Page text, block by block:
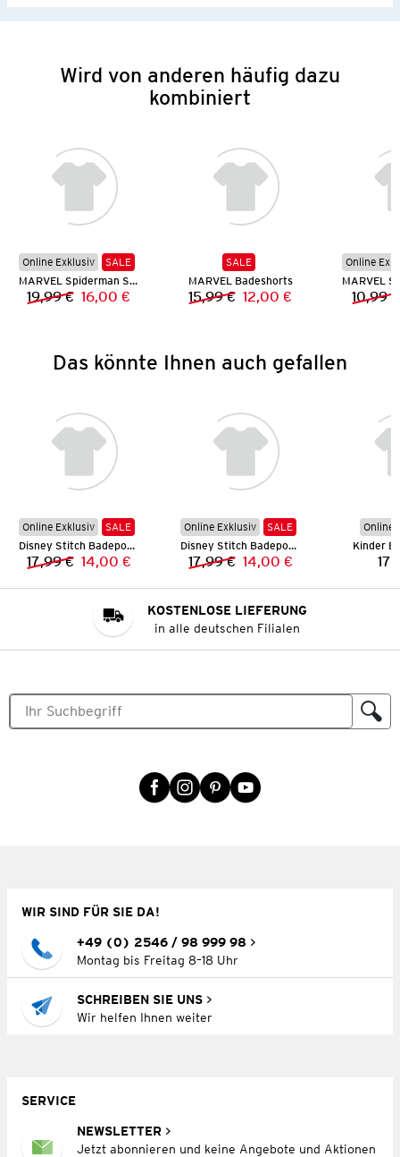
Wird von anderen häufig dazu
kombiniert
Online Exklusiv
SALE
MARVEL Spiderman Set
Vorheriger Preis:
19,99 € Neuer Preis:
16,00 €
SALE
MARVEL Badeshorts
Vorheriger Preis:
15,99 € Neuer Preis:
12,00 €
Online
10,99 €
Das könnte Ihnen auch gefallen
Online Exklusiv
SALE
Disney Stitch Badeponcho
Vorheriger Preis:
17,99 € Neuer Preis:
14,00 €
Online Exklusiv
SALE
Disney Stitch Badeponcho
Vorheriger Preis:
17,99 € Neuer Preis:
14,00 €
Online
Kinder
KOSTENLOSE LIEFERUNG
in alle deutschen Filialen
WIR SIND FÜR SIE DA!
+49 (0) 2546 / 98 999 98
Montag bis Freitag 8–18 Uhr
SCHREIBEN SIE UNS
Wir helfen Ihnen weiter
SERVICE
NEWSLETTER
Jetzt abonnieren und keine Angebote und Aktionen